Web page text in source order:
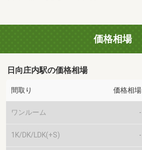
価格相場
日向庄内駅の価格相場
間取り 価格相場
ワンルーム -
1K/DK/LDK(+S) -